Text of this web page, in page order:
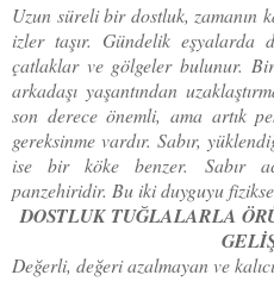
Uzun süreli bir dostluk, zamanın
izler taşır. Gündelik eşyalarda
çatlaklar ve gölgeler bulunur.
arkadaşı yaşantından
son derece önemli, ama artık
gereksinme vardır. Sabır,
ise bir köke benzer. Sabır
panzehiridir. Bu iki duyguyu
DOSTLUK TUĞLALARLA
Değerli, değeri azalmayan ve